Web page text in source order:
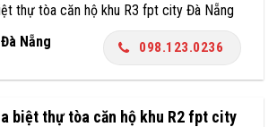
thự tòa căn hộ khu R3 fpt city Đà Nẵng
Nẵng
098.123.0236
biệt thự tòa căn hộ khu R2 fpt city